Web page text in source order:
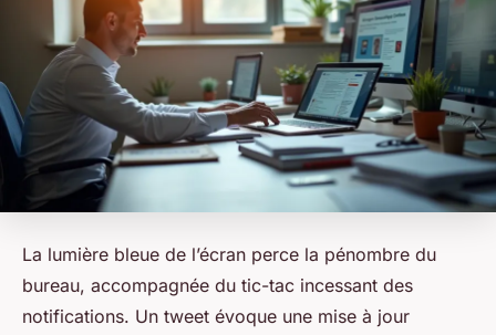
La lumière bleue de l’écran perce la pénombre du
bureau, accompagnée du tic-tac incessant des
notifications. Un tweet évoque une mise à jour